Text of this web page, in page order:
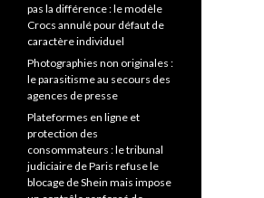
pas la différence : le modèle
Crocs annulé pour défaut de
caractère individuel
Photographies non originales :
le parasitisme au secours des
agences de presse
Plateformes en ligne et
protection des
consommateurs : le tribunal
judiciaire de Paris refuse le
blocage de Shein mais impose